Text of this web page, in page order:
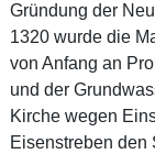
Gründung der
1320 wurde die
von Anfang an
und der
Kirche wegen
Eisenstreben den